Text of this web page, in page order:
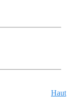
Haut